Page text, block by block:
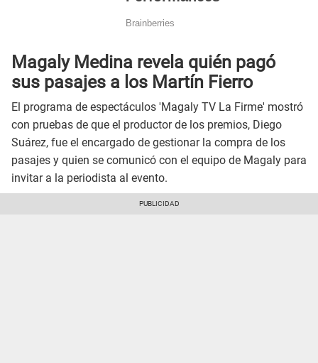
Magaly Medina revela quién pagó
sus pasajes a los Martín Fierro
El programa de espectáculos 'Magaly TV La Firme' mostró
con pruebas de que el productor de los premios, Diego
Suárez, fue el encargado de gestionar la compra de los
pasajes y quien se comunicó con el equipo de Magaly para
invitar a la periodista al evento.